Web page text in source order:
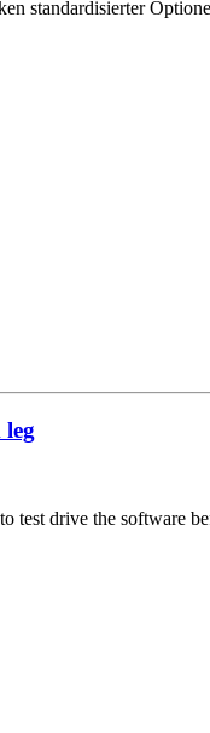
standardisierter
test drive the software